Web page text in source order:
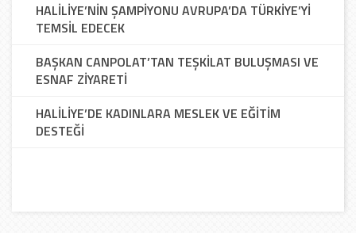
HALİLİYE’NİN ŞAMPİYONU AVRUPA’DA TÜRKİYE’Yİ
TEMSİL EDECEK
BAŞKAN CANPOLAT’TAN TEŞKİLAT BULUŞMASI VE
ESNAF ZİYARETİ
HALİLİYE’DE KADINLARA MESLEK VE EĞİTİM
DESTEĞİ